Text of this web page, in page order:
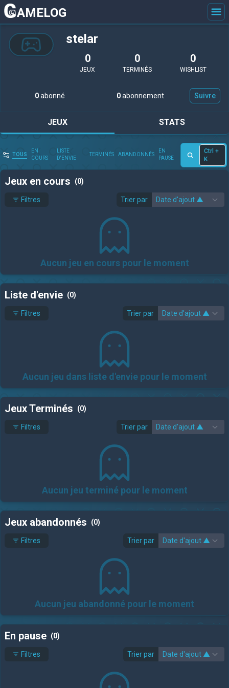
AMELOG
stelar
0
JEUX
0
TERMINÉS
0
WISHLIST
0abonné 0abonnement Suivre
JEUX STATS
TOUS
EN
COURS
LISTE
D'ENVIE
TERMINÉS ABANDONNÉS
EN
PAUSE
Ctrl +
K
Jeux en cours (0)
Filtres Trier par
Aucun jeu en cours pour le moment
Liste d'envie (0)
Filtres Trier par
Aucun jeu dans liste d'envie pour le moment
Jeux Terminés (0)
Filtres Trier par
Aucun jeu terminé pour le moment
Jeux abandonnés (0)
Filtres Trier par
Aucun jeu abandonné pour le moment
En pause (0)
Filtres Trier par